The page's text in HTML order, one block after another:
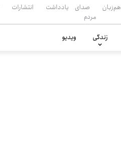
هم‌زبان
صدای
مردم
یادداشت انتشارات
زندگی ویدیو